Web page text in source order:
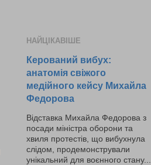
НАЙЦІКАВІШЕ
Керований вибух:
анатомія свіжого
медійного кейсу Михайла
Федорова
Відставка Михайла Федорова з
посади міністра оборони та
хвиля протестів, що вибухнула
слідом, продемонстрували
унікальний для воєнного стану...